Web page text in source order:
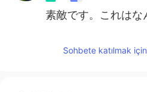
素敵です。これはな
Sohbete katılmak